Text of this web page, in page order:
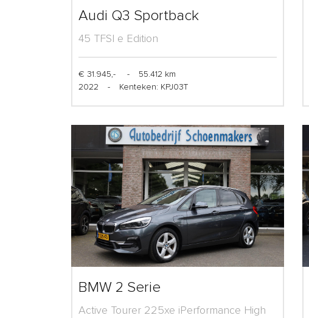
Audi Q3 Sportback
45 TFSI e Edition
€ 31.945,- -
55.412 km
2022
- Kenteken: KPJ03T
BMW 2 Serie
Active Tourer 225xe iPerformance High